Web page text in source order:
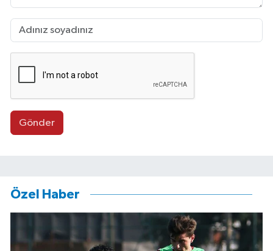
Gönder
Özel Haber